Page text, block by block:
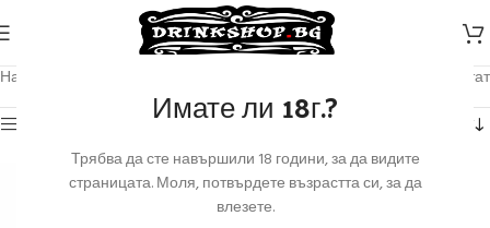
Имате ли 18г.?
Трябва да сте навършили 18 години, за да видите
страницата. Моля, потвърдете възрастта си, за да
влезете.
Начало
Показване на единствения резултат